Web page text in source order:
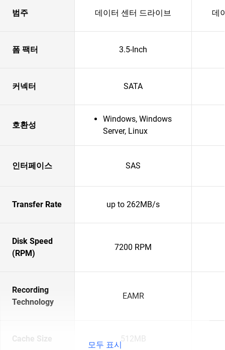
범주 데이터 센터 드라이브 데
폼 팩터 3.5-Inch
커넥터 SATA
호환성
Windows, Windows
Server, Linux
인터페이스 SAS
Transfer Rate up to 262MB/s
Disk Speed
(RPM)
7200 RPM
Recording
Technology
EAMR
Cache Size 512MB
모두 표시